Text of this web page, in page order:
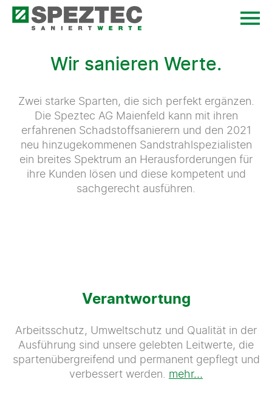
Wir sanieren Werte.
Zwei starke Sparten, die sich perfekt ergänzen.
Die Speztec AG Maienfeld kann mit ihren
erfahrenen Schadstoffsanierern und den 2021
neu hinzugekommenen Sandstrahlspezialisten
ein breites Spektrum an Herausforderungen für
ihre Kunden lösen und diese kompetent und
sachgerecht ausführen.
Verantwortung
Arbeitsschutz, Umweltschutz und Qualität in der
Ausführung sind unsere gelebten Leitwerte, die
spartenübergreifend und permanent gepflegt und
verbessert werden. mehr…